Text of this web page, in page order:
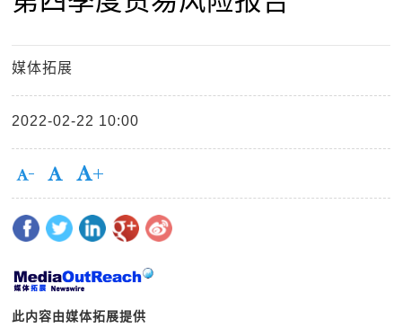
媒体拓展
2022-02-22 10:00
此内容由媒体拓展提供